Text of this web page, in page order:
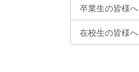
卒業生の皆様へ
在校生の皆様へ